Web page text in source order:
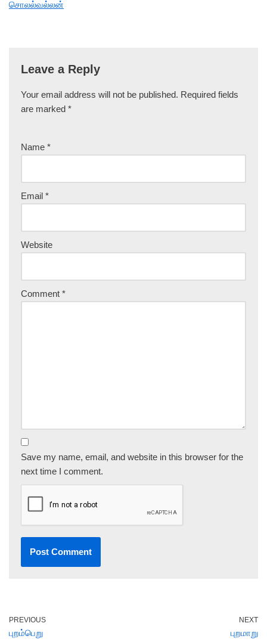
சொலல்வல்லன்
Leave a Reply
Your email address will not be published. Required fields
are marked *
Name *
Email *
Website
Comment *
Save my name, email, and website in this browser for the
next time I comment.
PREVIOUS
புறம்பெறு
NEXT
புறமாறு